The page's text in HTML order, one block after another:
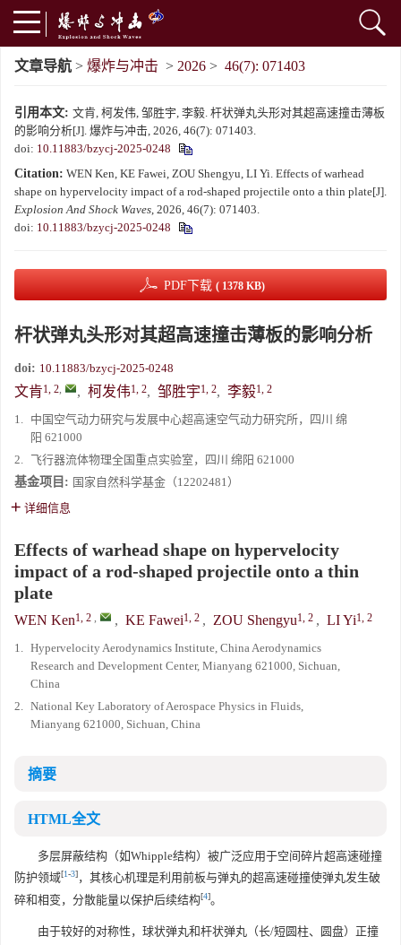
文章导航 > 爆炸与冲击 > 2026 > 46(7): 071403
引用本文: 文肯, 柯发伟, 邹胜宇, 李毅. 杆状弹丸头形对其超高速撞击薄板
的影响分析[J]. 爆炸与冲击, 2026, 46(7): 071403.
doi: 10.11883/bzycj-2025-0248
Citation: WEN Ken, KE Fawei, ZOU Shengyu, LI Yi. Effects of warhead
shape on hypervelocity impact of a rod-shaped projectile onto a thin plate[J].
Explosion And Shock Waves, 2026, 46(7): 071403.
doi: 10.11883/bzycj-2025-0248
PDF下载 ( 1378 KB)
杆状弹丸头形对其超高速撞击薄板的影响分析
doi: 10.11883/bzycj-2025-0248
文肯1, 2, , 柯发伟1, 2, 邹胜宇1, 2, 李毅1, 2
1. 中国空气动力研究与发展中心超高速空气动力研究所，四川 绵
阳 621000
2. 飞行器流体物理全国重点实验室，四川 绵阳 621000
基金项目: 国家自然科学基金（12202481）
详细信息
Effects of warhead shape on hypervelocity
impact of a rod-shaped projectile onto a thin
plate
WEN Ken1, 2 , , KE Fawei1, 2 , ZOU Shengyu1, 2 , LI Yi1, 2
1. Hypervelocity Aerodynamics Institute, China Aerodynamics
Research and Development Center, Mianyang 621000, Sichuan,
China
2. National Key Laboratory of Aerospace Physics in Fluids,
Mianyang 621000, Sichuan, China
摘要
HTML全文
多层屏蔽结构（如Whipple结构）被广泛应用于空间碎片超高速碰撞
防护领域[1-3]，其核心机理是利用前板与弹丸的超高速碰撞使弹丸发生破
碎和相变，分散能量以保护后续结构[4]。
由于较好的对称性，球状弹丸和杆状弹丸（长/短圆柱、圆盘）正撞